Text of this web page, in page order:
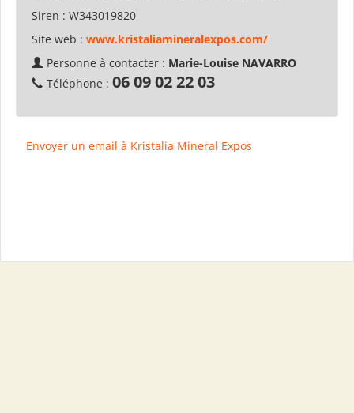
Siren : W343019820
Site web : www.kristaliamineralexpos.com/
Personne à contacter : Marie-Louise NAVARRO
Téléphone : 06 09 02 22 03
Envoyer un email à Kristalia Mineral Expos